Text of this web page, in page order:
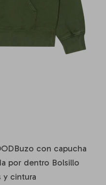
con capucha
por dentro Bolsillo
y cintura